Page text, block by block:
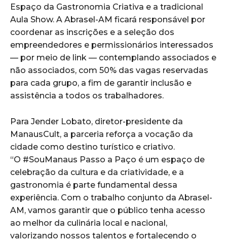
Espaço da Gastronomia Criativa e a tradicional
Aula Show. A Abrasel-AM ficará responsável por
coordenar as inscrições e a seleção dos
empreendedores e permissionários interessados
— por meio de link — contemplando associados e
não associados, com 50% das vagas reservadas
para cada grupo, a fim de garantir inclusão e
assistência a todos os trabalhadores.
Para Jender Lobato, diretor-presidente da
ManausCult, a parceria reforça a vocação da
cidade como destino turístico e criativo.
“O #SouManaus Passo a Paço é um espaço de
celebração da cultura e da criatividade, e a
gastronomia é parte fundamental dessa
experiência. Com o trabalho conjunto da Abrasel-
AM, vamos garantir que o público tenha acesso
ao melhor da culinária local e nacional,
valorizando nossos talentos e fortalecendo o